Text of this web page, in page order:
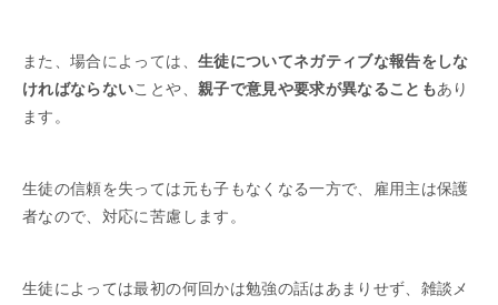
また、場合によっては、 生徒についてネガティブな報告をしな
ければならないことや、 親子で意見や要求が異なることもあり
ます。
生徒の信頼を失っては元も子もなくなる一方で、雇用主は保護
者なので、対応に苦慮します。
生徒によっては最初の何回かは勉強の話はあまりせず、雑談メ